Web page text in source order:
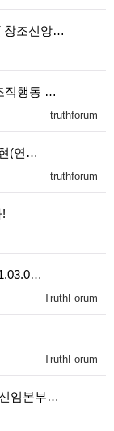
창조신앙…
직행동 …
truthforum
(연…
truthforum
TruthForum
TruthForum
임본부…